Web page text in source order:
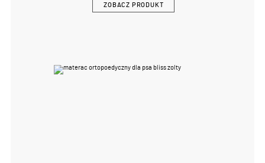
ZOBACZ PRODUKT